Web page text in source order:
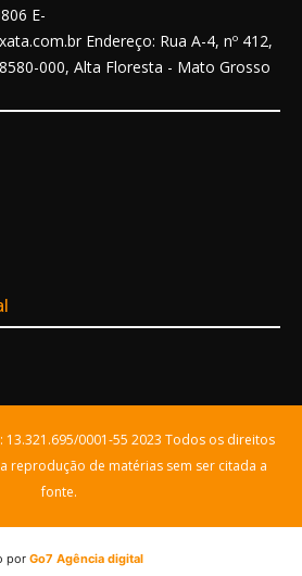
E-
Endereço: Rua A-4, nº 412,
000, Alta Floresta - Mato Grosso
13.321.695/0001-55 2023 Todos os direitos
reprodução de matérias sem ser citada a
fonte.
porGo7 Agência digital